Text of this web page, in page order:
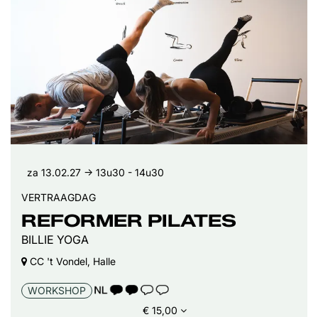
REFORMER PILATES
BILLIE YOGA
VERTRAAGDAG
za 13.02.27 → 13u30 - 14u30
CC 't Vondel, Halle
WORKSHOP
TAALICOON 2
€ 15,00